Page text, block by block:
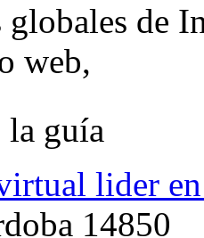
globales de
web,
la guía
lider
14850